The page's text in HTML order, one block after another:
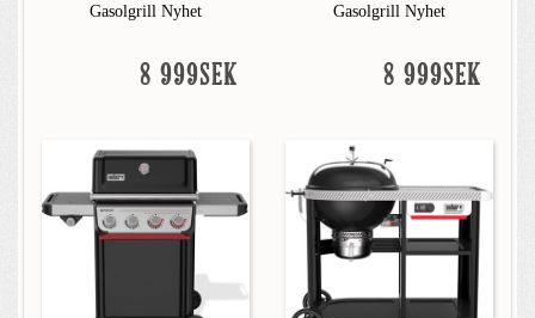
Gasolgrill Nyhet
8 999SEK
Gasolgrill Nyhet
8 999SEK